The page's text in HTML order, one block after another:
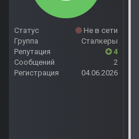
Статус
Не в сети
Группа
Сталкеры
Репутация
4
Сообщений
2
Регистрация
04.06.2026